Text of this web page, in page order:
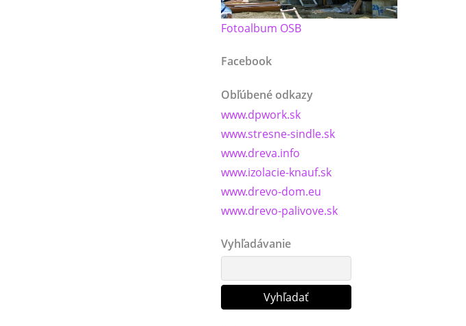
Fotoalbum OSB
Facebook
Obľúbené odkazy
www.dpwork.sk
www.stresne-sindle.sk
www.dreva.info
www.izolacie-knauf.sk
www.drevo-dom.eu
www.drevo-palivove.sk
Vyhľadávanie